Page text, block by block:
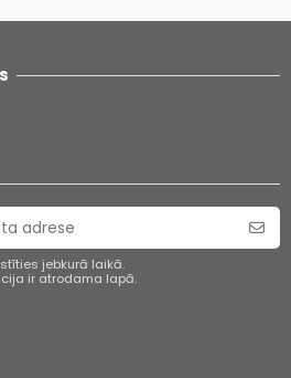
jebkurā laikā.
ir atrodama lapā.